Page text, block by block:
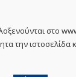
στο
την ιστοσελίδα